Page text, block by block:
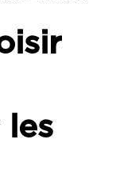
les